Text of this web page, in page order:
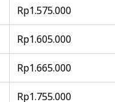
Rp1.575.000
Rp1.605.000
Rp1.665.000
Rp1.755.000